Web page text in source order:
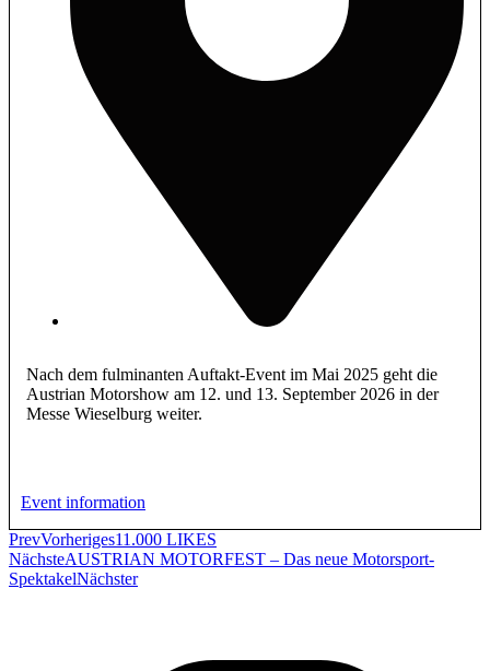
Nach dem fulminanten Auftakt-Event im Mai 2025 geht die
Austrian Motorshow am 12. und 13. September 2026 in der
Messe Wieselburg weiter.
Event information
PrevVorheriges11.000 LIKES
NächsteAUSTRIAN MOTORFEST – Das neue Motorsport-
SpektakelNächster